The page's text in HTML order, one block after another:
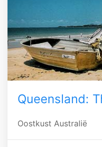
Queensland:
Oostkust Australië